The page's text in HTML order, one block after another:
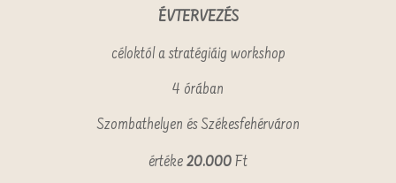
ÉVTERVEZÉS
céloktól a stratégiáig workshop
4 órában
Szombathelyen és Székesfehérváron
értéke 20.000 Ft